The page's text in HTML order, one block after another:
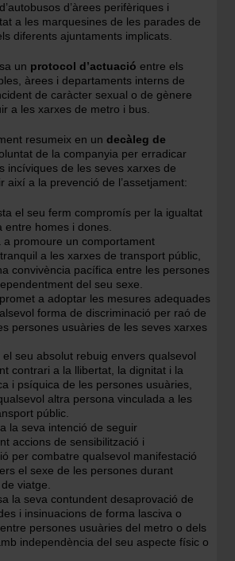
d’àrees perifèriques i
a les marquesines de les parades de
diferents ajuntaments implicats.
un protocol d’actuació entre els
àrees i departaments interns de
de caràcter sexual o de gènere
a les xarxes de metro i bus.
resumeix en un decàleg de
de la companyia per erradicar
incíviques de les seves xarxes de
així a la prevenció de l’assetjament:
el seu ferm compromís per la igualtat
entre homes i dones.
a promoure un comportament
a les xarxes de transport públic,
convivència pacífica entre les persones
del seu sexe.
a adoptar les mesures adequades
forma de discriminació per raó de
persones usuàries de les seves xarxes
seu absolut rebuig envers qualsevol
contrari a la llibertat, la dignitat i la
i psíquica de les persones usuàries,
altra persona vinculada a les
públic.
la seva intenció de seguir
accions de sensibilització i
per combatre qualsevol manifestació
el sexe de les persones durant
viatge.
la seva contundent desaprovació de
i insinuacions de forma lasciva o
persones usuàries del metro o dels
independència del seu aspecte físic o